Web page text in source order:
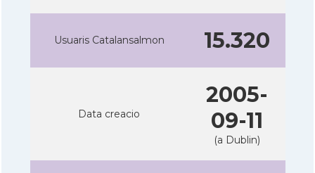
Usuaris Catalansalmon 15.320
Data creacio
2005-
09-11
(a Dublin)